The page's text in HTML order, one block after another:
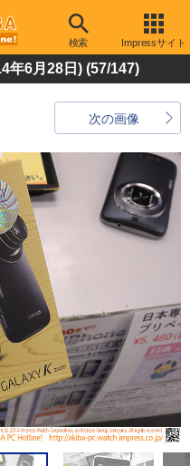
検索 Impressサイト
年6月28日) (57/147)
次の画像